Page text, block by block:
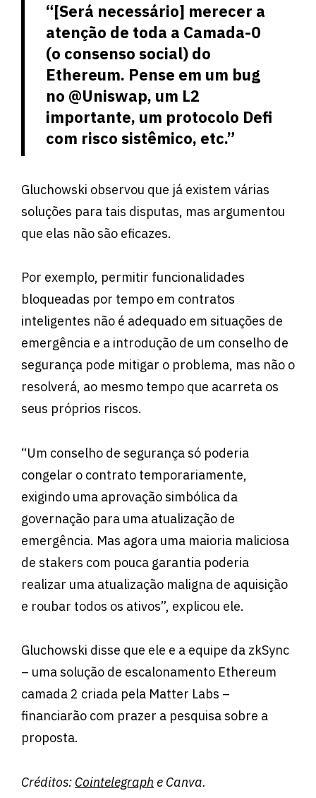
“[Será necessário] merecer a
atenção de toda a Camada-0
(o consenso social) do
Ethereum. Pense em um bug
no @Uniswap, um L2
importante, um protocolo Defi
com risco sistêmico, etc.”
Gluchowski observou que já existem várias
soluções para tais disputas, mas argumentou
que elas não são eficazes.
Por exemplo, permitir funcionalidades
bloqueadas por tempo em contratos
inteligentes não é adequado em situações de
emergência e a introdução de um conselho de
segurança pode mitigar o problema, mas não o
resolverá, ao mesmo tempo que acarreta os
seus próprios riscos.
“Um conselho de segurança só poderia
congelar o contrato temporariamente,
exigindo uma aprovação simbólica da
governação para uma atualização de
emergência. Mas agora uma maioria maliciosa
de stakers com pouca garantia poderia
realizar uma atualização maligna de aquisição
e roubar todos os ativos”, explicou ele.
Gluchowski disse que ele e a equipe da zkSync
– uma solução de escalonamento Ethereum
camada 2 criada pela Matter Labs –
financiarão com prazer a pesquisa sobre a
proposta.
Créditos: Cointelegraph e Canva.